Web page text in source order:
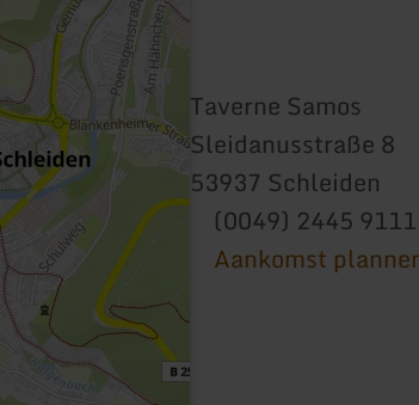
Taverne Samos
Sleidanusstraße 8
53937 Schleiden
(0049) 2445
Aankomst